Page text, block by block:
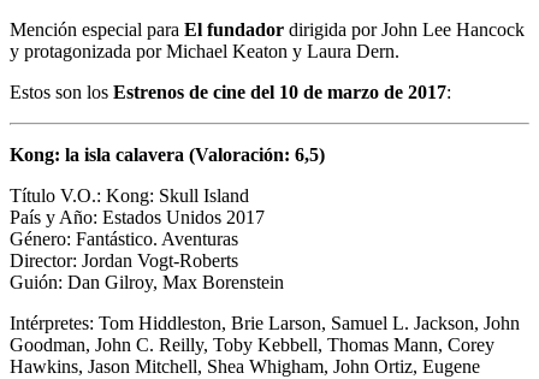
Mención especial para El fundador dirigida porJohn Lee Hancock
y protagonizada porMichael Keaton y Laura Dern.
Estos son los Estrenos de cine del 10 de marzo de 2017:
Kong: la isla calavera (Valoración: 6,5)
Título V.O.: Kong: Skull Island
País y Año: Estados Unidos 2017
Género: Fantástico. Aventuras
Director: Jordan Vogt-Roberts
Guión: Dan Gilroy, Max Borenstein
Intérpretes: Tom Hiddleston, Brie Larson, Samuel L. Jackson, John
Goodman, John C. Reilly, Toby Kebbell, Thomas Mann, Corey
Hawkins, Jason Mitchell, Shea Whigham, John Ortiz, Eugene